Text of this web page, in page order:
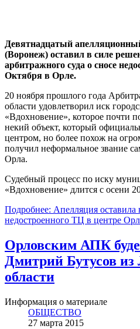
Девятнадцатый
(Воронеж) оставил в силе
арбитражного суда о сносе
Октября в Орле.
20 ноября прошлого года
области удовлетворил иск
«Вдохновение», которое почти
некий объект, который
центром, но более похож на
получил неформальное звание
Орла.
Судебный процесс по иску
«Вдохновение» длится с осени
Подробнее: Апелляция оставила
недостроенного ТЦ в центре
Орловским АПК
Дмитрий Бутусов из
области
Информация о материале
ОБЩЕСТВО
27 марта 2015